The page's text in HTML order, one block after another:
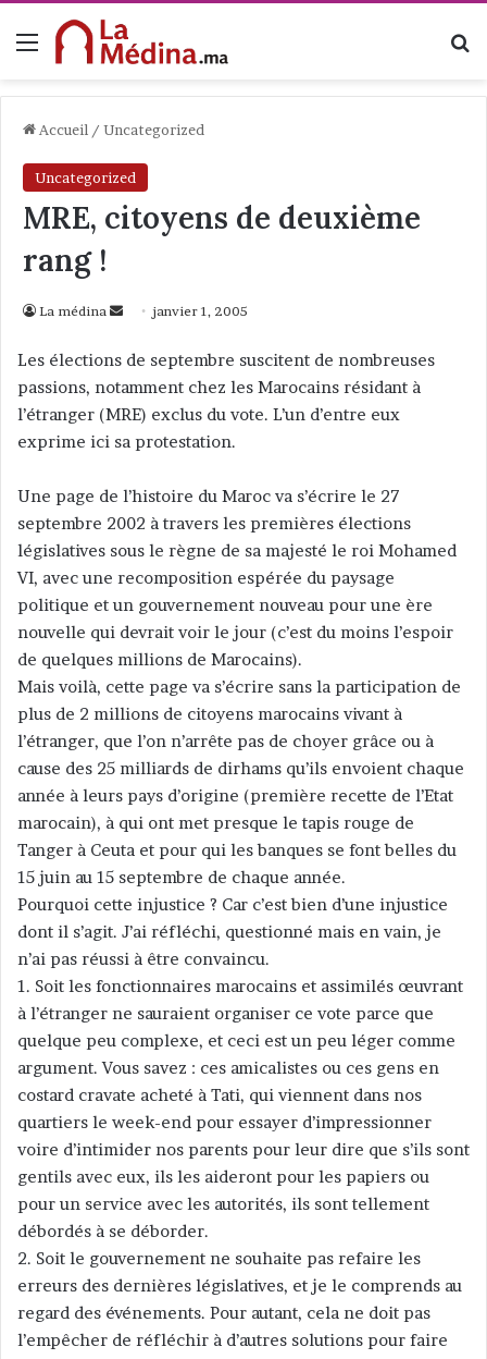
Menu
Accueil / Uncategorized
Uncategorized
MRE, citoyens de deuxième
rang !
La médina
v
o
y
e
u
n
c
o
u
r
e
janvier 1, 2005
Les élections de septembre suscitent de nombreuses
passions, notamment chez les Marocains résidant à
l’étranger (MRE) exclus du vote. L’un d’entre eux
exprime ici sa protestation.
Une page de l’histoire du Maroc va s’écrire le 27
septembre 2002 à travers les premières élections
législatives sous le règne de sa majesté le roi Mohamed
VI, avec une recomposition espérée du paysage
politique et un gouvernement nouveau pour une ère
nouvelle qui devrait voir le jour (c’est du moins l’espoir
de quelques millions de Marocains).
Mais voilà, cette page va s’écrire sans la participation de
plus de 2 millions de citoyens marocains vivant à
l’étranger, que l’on n’arrête pas de choyer grâce ou à
cause des 25 milliards de dirhams qu’ils envoient chaque
année à leurs pays d’origine (première recette de l’Etat
marocain), à qui ont met presque le tapis rouge de
Tanger à Ceuta et pour qui les banques se font belles du
15 juin au 15 septembre de chaque année.
Pourquoi cette injustice ? Car c’est bien d’une injustice
dont il s’agit. J’ai réfléchi, questionné mais en vain, je
n’ai pas réussi à être convaincu.
1. Soit les fonctionnaires marocains et assimilés œuvrant
à l’étranger ne sauraient organiser ce vote parce que
quelque peu complexe, et ceci est un peu léger comme
argument. Vous savez : ces amicalistes ou ces gens en
costard cravate acheté à Tati, qui viennent dans nos
quartiers le week-end pour essayer d’impressionner
voire d’intimider nos parents pour leur dire que s’ils sont
gentils avec eux, ils les aideront pour les papiers ou
pour un service avec les autorités, ils sont tellement
débordés à se déborder.
2. Soit le gouvernement ne souhaite pas refaire les
erreurs des dernières législatives, et je le comprends au
regard des événements. Pour autant, cela ne doit pas
l’empêcher de réfléchir à d’autres solutions pour faire